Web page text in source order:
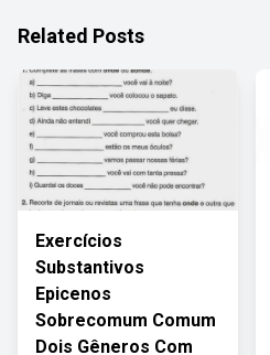
Related Posts
Exercícios
Substantivos
Epicenos
Sobrecomum Comum
Dois Gêneros Com